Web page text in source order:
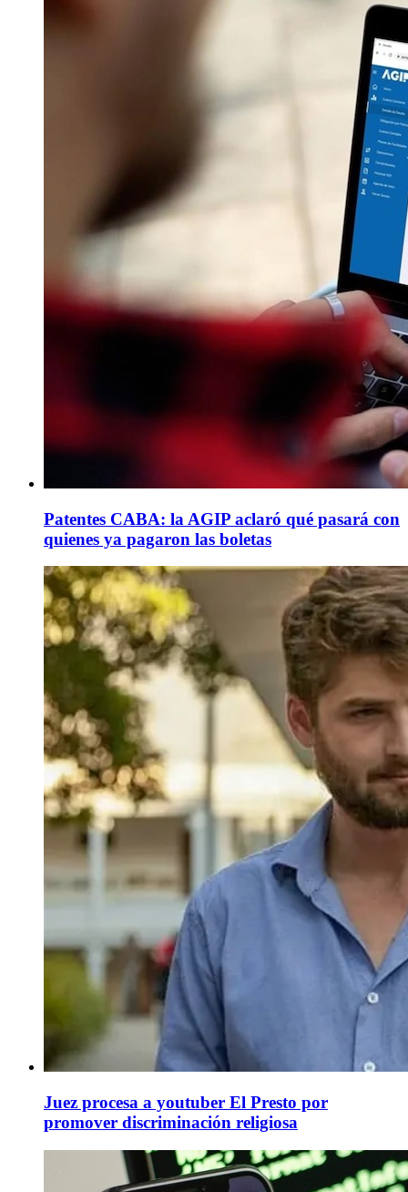
Patentes CABA: la AGIP aclaró qué pasará con
quienes ya pagaron las boletas
Juez procesa a youtuber El Presto por
promover discriminación religiosa